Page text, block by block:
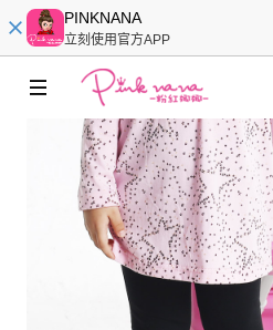
PINKNANA
立刻使用官方APP